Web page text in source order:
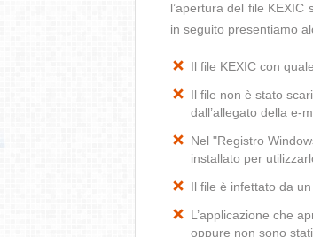
l’apertura del file
in seguito presentiamo
Il file KEXIC con
Il file non è stato
dall’allegato della e-
Nel "Registro
installato per
Il file è infettato da
L’applicazione che
oppure non sono